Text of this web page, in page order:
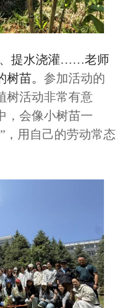
提水浇灌……老师
苗。 参加活动的
树活动非常有意
，会像小树苗一
，用自己的劳动常态